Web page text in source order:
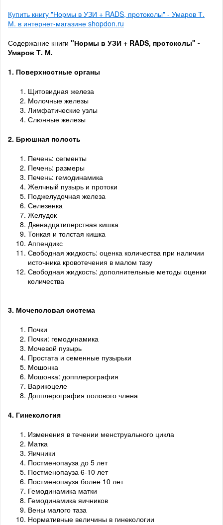
Купить книгу "Нормы в УЗИ + RADS, протоколы" - Умаров Т.
М. в интернет-магазине shopdon.ru
Содержание книги "Нормы в УЗИ + RADS, протоколы" -
Умаров Т. М.
1. Поверхностные органы
Щитовидная железа
Молочные железы
Лимфатические узлы
Слюнные железы
2. Брюшная полость
Печень: сегменты
Печень: размеры
Печень: гемодинамика
Желчный пузырь и протоки
Поджелудочная железа
Селезенка
Желудок
Двенадцатиперстная кишка
Тонкая и толстая кишка
Аппендикс
Свободная жидкость: оценка количества при наличии
источника кровотечения в малом тазу
Свободная жидкость: дополнительные методы оценки
количества
3. Мочеполовая система
Почки
Почки: гемодинамика
Мочевой пузырь
Простата и семенные пузырьки
Мошонка
Мошонка: допплерография
Варикоцеле
Допплерография полового члена
4. Гинекология
Изменения в течении менструального цикла
Матка
Яичники
Постменопауза до 5 лет
Постменопауза 6-10 лет
Постменопауза более 10 лет
Гемодинамика матки
Гемодинамика яичников
Вены малого таза
Нормативные величины в гинекологии